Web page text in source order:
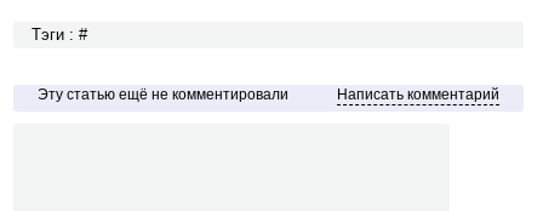
Тэги : #
Эту статью ещё не комментировали Написать комментарий